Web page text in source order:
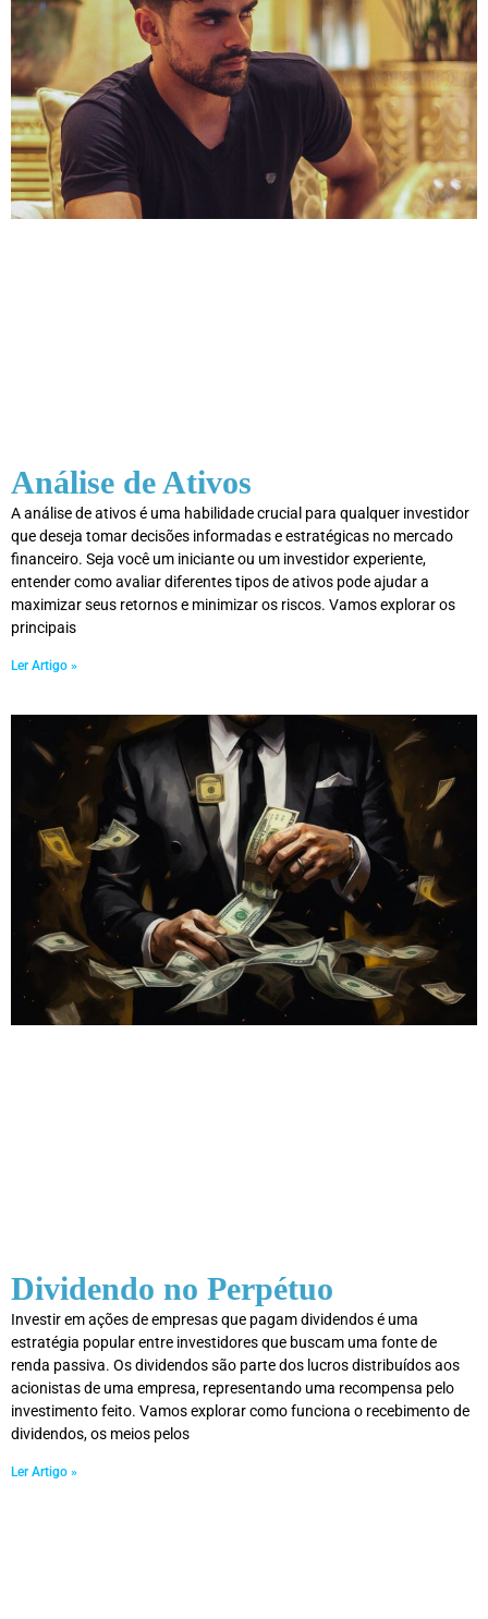
Análise de Ativos
A análise de ativos é uma habilidade crucial para qualquer investidor
que deseja tomar decisões informadas e estratégicas no mercado
financeiro. Seja você um iniciante ou um investidor experiente,
entender como avaliar diferentes tipos de ativos pode ajudar a
maximizar seus retornos e minimizar os riscos. Vamos explorar os
principais
Ler Artigo »
Dividendo no Perpétuo
Investir em ações de empresas que pagam dividendos é uma
estratégia popular entre investidores que buscam uma fonte de
renda passiva. Os dividendos são parte dos lucros distribuídos aos
acionistas de uma empresa, representando uma recompensa pelo
investimento feito. Vamos explorar como funciona o recebimento de
dividendos, os meios pelos
Ler Artigo »